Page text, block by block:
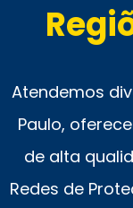
Atendemos
Paulo,
de alta
Redes de